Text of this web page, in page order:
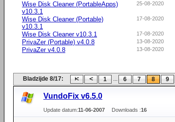
25-08-2020
Wise Disk Cleaner (PortableApps)
v10.3.1
17-08-2020
Wise Disk Cleaner (Portable)
v10.3.1
17-08-2020
Wise Disk Cleaner v10.3.1
13-08-2020
PrivaZer (Portable) v4.0.8
13-08-2020
PrivaZer v4.0.8
Bladzijde 8/17: 1 ... 6 7 8 9
VundoFix v6.5.0
Update datum:11-06-2007 Downloads :16